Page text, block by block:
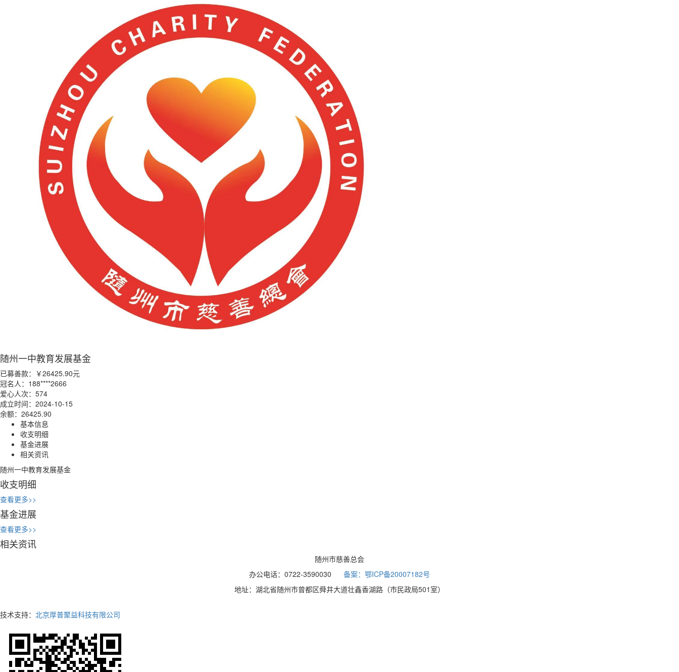
随州一中教育发展基金
已募善款： ￥26425.90元
冠名人：188****2666
爱心人次：574
成立时间：2024-10-15
余额：26425.90
基本信息
收支明细
基金进展
相关资讯
随州一中教育发展基金
收支明细
查看更多>>
基金进展
查看更多>>
相关资讯
随州市慈善总会
办公电话：0722-3590030 备案：鄂ICP备20007182号
地址：湖北省随州市曾都区舜井大道壮鑫香湖路（市民政局501室）
技术支持： 北京厚普聚益科技有限公司